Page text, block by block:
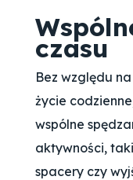
czasu
Bez względu
życie
wspólne
aktywności,
spacery czy